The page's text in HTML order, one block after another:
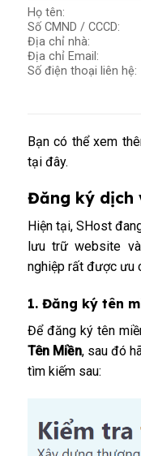
Họ tên:
Số CMND / CCCD:
Địa chỉ nhà:
Địa chỉ Email:
Số điện thoại liên hệ:
Bạn có thể xem
tại đây.
Đăng ký dịch
Hiện tại, SHost
lưu trữ website
nghiệp rất được ưu
1. Đăng ký tên
Để đăng ký tên
Tên Miền, sau đó
tìm kiếm sau: